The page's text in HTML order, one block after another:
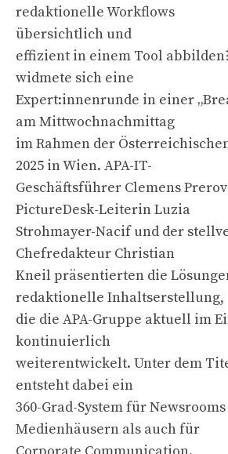
redaktionelle Workflows
übersichtlich und
effizient in einem Tool
widmete sich eine
Expert:innenrunde in einer
am Mittwochnachmittag
im Rahmen der
2025 in Wien. APA-IT-
Geschäftsführer Clemens
PictureDesk-Leiterin Luzia
Strohmayer-Nacif und der
Chefredakteur Christian
Kneil präsentierten die
redaktionelle Inhaltserstellung,
die die APA-Gruppe aktuell im
kontinuierlich
weiterentwickelt. Unter dem
entsteht dabei ein
360-Grad-System für
Medienhäusern als auch für